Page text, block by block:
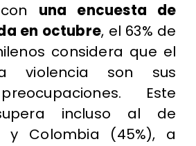
una encuesta de
en octubre, el 63% de
considera que el
violencia son sus
Este
incluso al de
y Colombia (45%), a